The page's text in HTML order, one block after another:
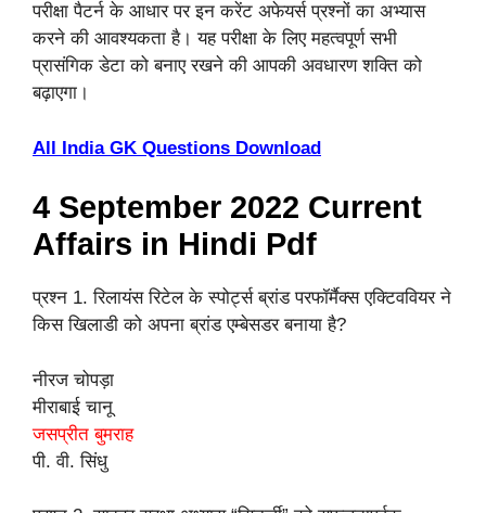
परीक्षा पैटर्न के आधार पर इन करेंट अफेयर्स प्रश्नों का अभ्यास
करने की आवश्यकता है। यह परीक्षा के लिए महत्वपूर्ण सभी
प्रासंगिक डेटा को बनाए रखने की आपकी अवधारण शक्ति को
बढ़ाएगा।
All India GK Questions Download
4 September 2022 Current
Affairs in Hindi Pdf
प्रश्न 1. रिलायंस रिटेल के स्पोर्ट्स ब्रांड परफॉर्मैक्स एक्टिववियर ने
किस खिलाडी को अपना ब्रांड एम्बेसडर बनाया है?
नीरज चोपड़ा
मीराबाई चानू
जसप्रीत बुमराह
पी. वी. सिंधु